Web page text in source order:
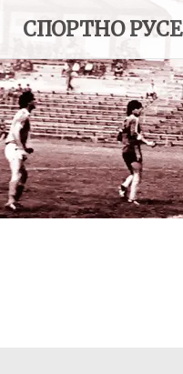
content
СПОРТНО РУСЕ